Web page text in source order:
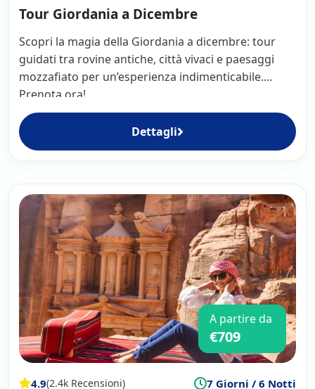
Tour Giordania a Dicembre
Scopri la magia della Giordania a dicembre: tour
guidati tra rovine antiche, città vivaci e paesaggi
mozzafiato per un’esperienza indimenticabile.
Prenota ora!
Dettagli
A partire da
€709
4.9(2.4k Recensioni) 7 Giorni / 6 Notti